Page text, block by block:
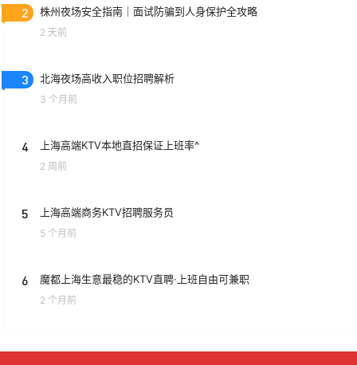
2 株州夜场安全指南｜面试防骗到人身保护全攻略
2 天前
3 北海夜场高收入职位招聘解析
3 个月前
4 上海高端KTV本地直招保证上班率^
2 周前
5 上海高端商务KTV招聘服务员
5 个月前
6 魔都上海生意最稳的KTV直聘·上班自由可兼职
2 个月前